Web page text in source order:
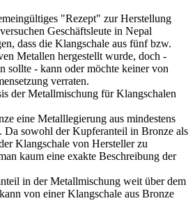
"Rezept" zur Herstellung
Geschäftsleute in Nepal
dass die Klangschale aus fünf bzw.
Metallen hergestellt wurde, doch -
sollte - kann oder möchte keiner von
verraten.
der Metallmischung für Klangschalen
eine Metalllegierung aus mindestens
sowohl der Kupferanteil in Bronze als
Klangschale von Hersteller zu
kaum eine exakte Beschreibung der
in der Metallmischung weit über dem
von einer Klangschale aus Bronze